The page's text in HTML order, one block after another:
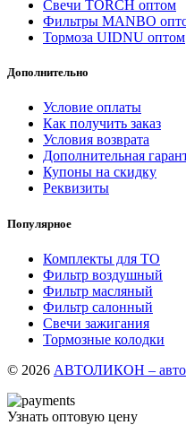
Свечи TORCH оптом
Фильтры MANBO
Тормоза UIDNU оптом
Дополнительно
Условие оплаты
Как получить заказ
Условия возврата
Дополнительная
Купоны на скидку
Реквизиты
Популярное
Комплекты для ТО
Фильтр воздушный
Фильтр масляный
Фильтр салонный
Свечи зажигания
Тормозные колодки
© 2026 АВТОЛИКОН –
Узнать оптовую цену